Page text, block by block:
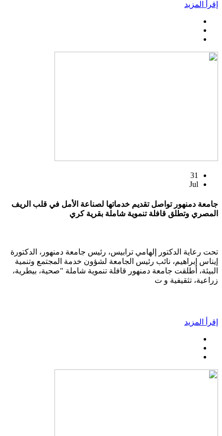
إقرأ المزيد
31
Jul
جامعة دمنهور تواصل تقديم خدماتها لصناعة الأمل في قلب الريف
المصري وتطلق قافلة تنموية شاملة بقرية كري
تحت رعاية الدكتور إلهامي ترابيس، رئيس جامعة دمنهور، الدكتورة
إيناس إبراهيم، نائب رئيس الجامعة لشؤون خدمة المجتمع وتنمية
البيئة، أطلقت جامعة دمنهور قافلة تنموية شاملة "صحية، بيطرية،
زراعية، تثقيفية و ت
إقرأ المزيد